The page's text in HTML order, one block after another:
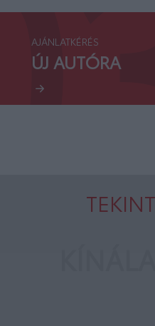
AJÁNLATKÉRÉS
ÚJ AUTÓRA